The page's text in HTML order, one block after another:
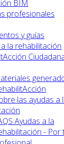
BIM
profesionales
y guías
la rehabilitación
las ayudas a
Ayudas a la
- Por